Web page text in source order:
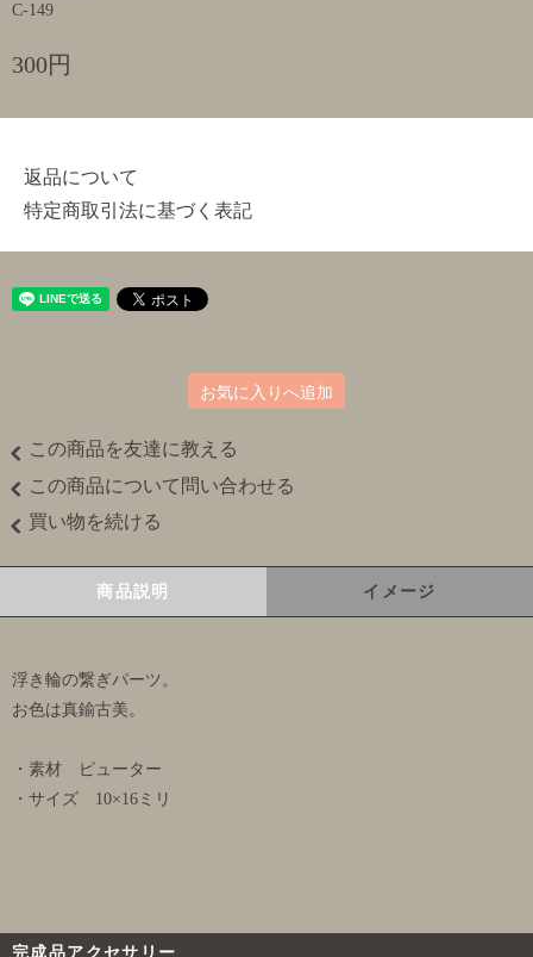
C-149
300円
返品について
特定商取引法に基づく表記
お気に入りへ追加
この商品を友達に教える
この商品について問い合わせる
買い物を続ける
商品説明 イメージ
浮き輪の繋ぎパーツ。
お色は真鍮古美。
・素材 ピューター
・サイズ 10×16ミリ
完成品アクセサリー